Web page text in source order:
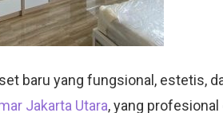
baru yang fungsional, estetis,
Jakarta Utara, yang